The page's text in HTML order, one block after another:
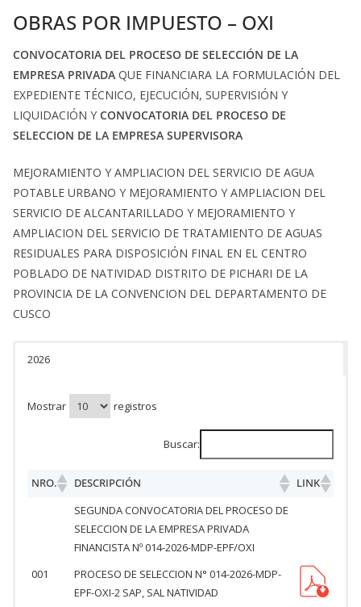
OBRAS POR IMPUESTO – OXI
CONVOCATORIA DEL PROCESO DE SELECCIÓN DE LA
EMPRESA PRIVADA QUE FINANCIARA LA FORMULACIÓN DEL
EXPEDIENTE TÉCNICO, EJECUCIÓN, SUPERVISIÓN Y
LIQUIDACIÓN Y CONVOCATORIA DEL PROCESO DE
SELECCION DE LA EMPRESA SUPERVISORA
MEJORAMIENTO Y AMPLIACION DEL SERVICIO DE AGUA
POTABLE URBANO Y MEJORAMIENTO Y AMPLIACION DEL
SERVICIO DE ALCANTARILLADO Y MEJORAMIENTO Y
AMPLIACION DEL SERVICIO DE TRATAMIENTO DE AGUAS
RESIDUALES PARA DISPOSICIÓN FINAL EN EL CENTRO
POBLADO DE NATIVIDAD DISTRITO DE PICHARI DE LA
PROVINCIA DE LA CONVENCION DEL DEPARTAMENTO DE
CUSCO
2026
Mostrar registros
Buscar:
NRO. DESCRIPCIÓN
LINK
SEGUNDA CONVOCATORIA DEL PROCESO DE
SELECCION DE LA EMPRESA PRIVADA
FINANCISTA Nº 014-2026-MDP-EPF/OXI
001
PROCESO DE SELECCION N° 014-2026-MDP-
EPF-OXI-2 SAP, SAL NATIVIDAD